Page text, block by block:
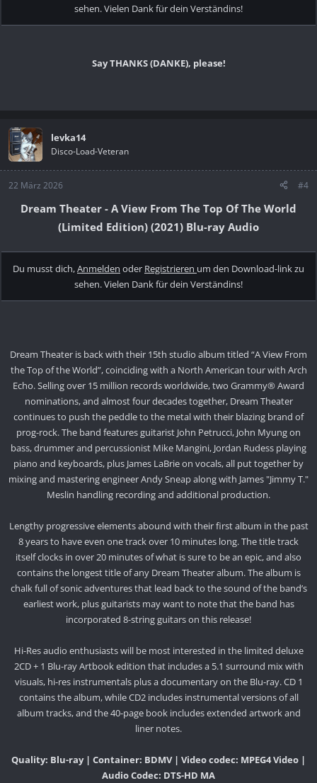
sehen. Vielen Dank für dein Verständins!
Say THANKS (DANKE), please!
levka14
Disco-Load-Veteran
22 März 2026 #4
Dream Theater - A View From The Top Of The World
(Limited Edition) (2021) Blu-ray Audio
Du musst dich,Anmelden oder Registrieren um den Download-link zu
sehen. Vielen Dank für dein Verständins!
Dream Theater is back with their 15th studio album titled “A View From
the Top of the World”, coinciding with a North American tour with Arch
Echo. Selling over 15 million records worldwide, two Grammy® Award
nominations, and almost four decades together, Dream Theater
continues to push the peddle to the metal with their blazing brand of
prog-rock. The band features guitarist John Petrucci, John Myung on
bass, drummer and percussionist Mike Mangini, Jordan Rudess playing
piano and keyboards, plus James LaBrie on vocals, all put together by
mixing and mastering engineer Andy Sneap along with James "Jimmy T."
Meslin handling recording and additional production.
Lengthy progressive elements abound with their first album in the past
8 years to have even one track over 10 minutes long. The title track
itself clocks in over 20 minutes of what is sure to be an epic, and also
contains the longest title of any Dream Theater album. The album is
chalk full of sonic adventures that lead back to the sound of the band’s
earliest work, plus guitarists may want to note that the band has
incorporated 8-string guitars on this release!
Hi-Res audio enthusiasts will be most interested in the limited deluxe
2CD + 1 Blu-ray Artbook edition that includes a 5.1 surround mix with
visuals, hi-res instrumentals plus a documentary on the Blu-ray. CD 1
contains the album, while CD2 includes instrumental versions of all
album tracks, and the 40-page book includes extended artwork and
liner notes.
Quality: Blu-ray | Container: BDMV | Video codec: MPEG4 Video |
Audio Codec: DTS-HD MA